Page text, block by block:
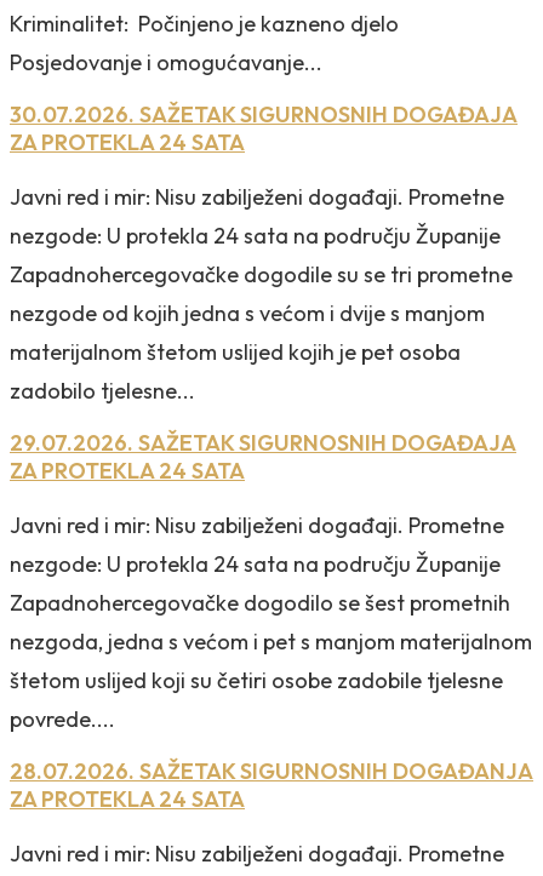
Kriminalitet: Počinjeno je kazneno djelo
Posjedovanje i omogućavanje...
30.07.2026. SAŽETAK SIGURNOSNIH DOGAĐAJA
ZA PROTEKLA 24 SATA
Javni red i mir: Nisu zabilježeni događaji. Prometne
nezgode: U protekla 24 sata na području Županije
Zapadnohercegovačke dogodile su se tri prometne
nezgode od kojih jedna s većom i dvije s manjom
materijalnom štetom uslijed kojih je pet osoba
zadobilo tjelesne...
29.07.2026. SAŽETAK SIGURNOSNIH DOGAĐAJA
ZA PROTEKLA 24 SATA
Javni red i mir: Nisu zabilježeni događaji. Prometne
nezgode: U protekla 24 sata na području Županije
Zapadnohercegovačke dogodilo se šest prometnih
nezgoda, jedna s većom i pet s manjom materijalnom
štetom uslijed koji su četiri osobe zadobile tjelesne
povrede....
28.07.2026. SAŽETAK SIGURNOSNIH DOGAĐANJA
ZA PROTEKLA 24 SATA
Javni red i mir: Nisu zabilježeni događaji. Prometne